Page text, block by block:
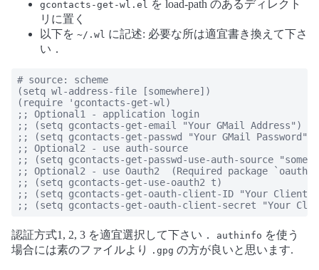
gcontacts-get-wl.el を load-path のあるディレクト
リに置く
以下を ~/.wl に記述: 必要な所は適宜書き換えて下さ
い．
# source: scheme
(setq wl-address-file [somewhere])
(require 'gcontacts-get-wl)
;; Optional1 - application login
;; (setq gcontacts-get-email "Your GMail Address")
;; (setq gcontacts-get-passwd "Your GMail Password")
;; Optional2 - use auth-source
;; (setq gcontacts-get-passwd-use-auth-source
;; Optional2 - use Oauth2  (Required package
;; (setq gcontacts-get-use-oauth2 t)
;; (setq gcontacts-get-oauth-client-ID "Your Client
;; (setq gcontacts-get-oauth-client-secret "Your
認証方式1, 2, 3 を適宜選択して下さい． authinfo を使う
場合には素のファイルより
.gpg の方が良いと思います.